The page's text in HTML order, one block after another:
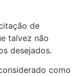
de
talvez não
desejados.
como